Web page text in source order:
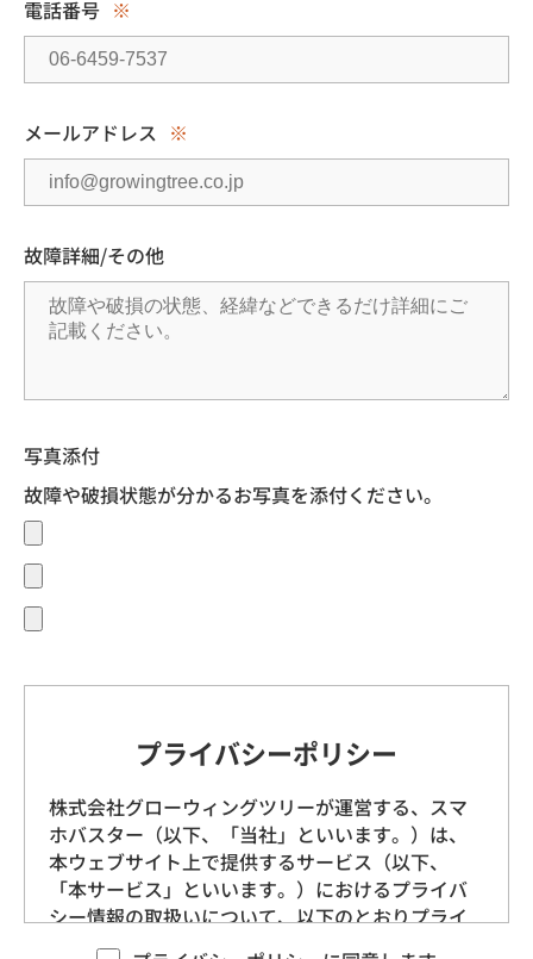
電話番号 ※
メールアドレス ※
故障詳細/その他
写真添付
故障や破損状態が分かるお写真を添付ください。
プライバシーポリシー
株式会社グローウィングツリーが運営する、スマ
ホバスター（以下、「当社」といいます。）は、
本ウェブサイト上で提供するサービス（以下、
「本サービス」といいます。）におけるプライバ
シー情報の取扱いについて、以下のとおりプライ
バシーポリシー（以下、「本ポリシー」といいま